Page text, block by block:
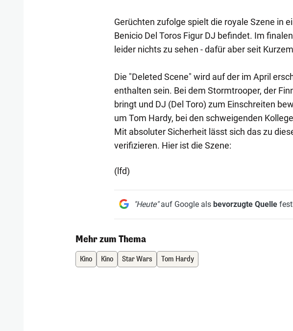
Gerüchten zufolge spielt die royale Szene in
Benicio Del Toros Figur DJ befindet. Im
leider nichts zu sehen - dafür aber seit
Die "Deleted Scene" wird auf der im April
enthalten sein. Bei dem Stormtrooper, der
bringt und DJ (Del Toro) zum Einschreiten
um Tom Hardy, bei den schweigenden
Mit absoluter Sicherheit lässt sich das zu
verifizieren. Hier ist die Szene:
(lfd)
"Heute"auf Google als bevorzugte Quelle
Mehr zum Thema
Kino Kino Star Wars Tom Hardy